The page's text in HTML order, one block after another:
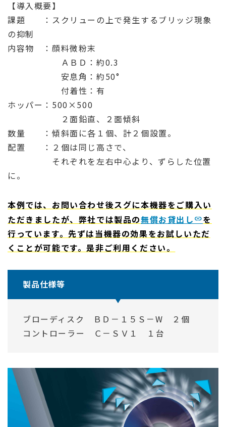
【導入概要】
課題 ：スクリューの上で発生するブリッジ現象
の抑制
内容物 ：顔料微粉末
ＡＢＤ：約0.3
安息角：約50°
付着性：有
ホッパー：500×500
２面鉛直、２面傾斜
数量 ：傾斜面に各１個、計２個設置。
配置 ：２個は同じ高さで、
それぞれを左右中心より、ずらした位置
に。
本例では、お問い合わせ後スグに本機器をご購入い
ただきましたが、弊社では製品の無償お貸出し
を
行っています。先ずは当機器の効果をお試しいただ
くことが可能です。是非ご利用ください。
製品仕様等
ブローディスク ＢＤ－１５Ｓ－W ２個
コントローラー Ｃ－ＳＶ１ １台